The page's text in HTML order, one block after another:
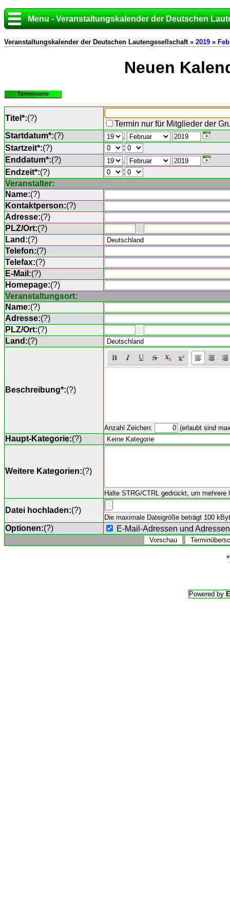
Menu - Veranstaltungskalender der Deutschen
Veranstaltungskalender der Deutschen Lautengesellschaft » 2019 »
Neuen
Terminserie
Titel*:(?)
Termin nur für Mitglieder der
Startdatum*:(?)
.
Startzeit*:(?)
:
Enddatum*:(?)
.
Endzeit*:(?)
:
Veranstalter:
Name:(?)
Kontaktperson:(?)
Adresse:(?)
PLZ/Ort:(?)
Land:(?)
Telefon:(?)
Telefax:(?)
E-Mail:(?)
Homepage:(?)
Veranstaltungsort:
Name:(?)
Adresse:(?)
PLZ/Ort:(?)
Land:(?)
Beschreibung*:(?)
Anzahl Zeichen: (erlaubt sind
Haupt-Kategorie:(?)
Weitere Kategorien:(?)
Halte STRG/CTRL gedrückt, um mehrere
Datei hochladen:(?)
Die maximale Dateigröße beträgt 100
Optionen:(?) E-Mail-Adressen und
Powered by